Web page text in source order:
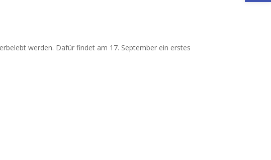
werden. Dafür findet am 17. September ein erstes